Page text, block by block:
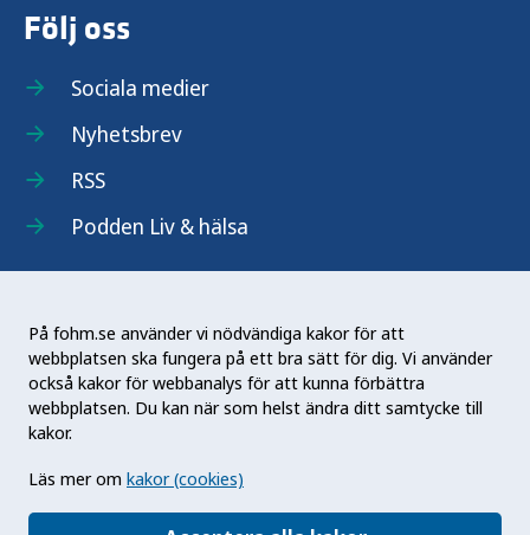
På fohm.se använder vi nödvändiga kakor för att
webbplatsen ska fungera på ett bra sätt för dig. Vi använder
också kakor för webbanalys för att kunna förbättra
webbplatsen. Du kan när som helst ändra ditt samtycke till
kakor.
Läs mer om kakor (cookies)
Följ oss
Sociala medier
Nyhetsbrev
RSS
Podden Liv & hälsa
Folkhälsomyndigheten (Fohm) är en nationell
kunskapsmyndighet som arbetar för en bättre
folkhälsa. Det gör myndigheten genom att
främja hälsa, förebygga ohälsa och skydda mot
hälsohot. Vår vision är en folkhälsa som stärker